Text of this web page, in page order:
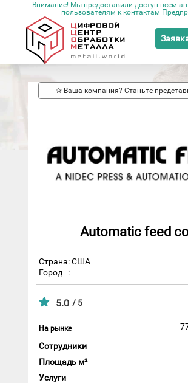
Внимание! Мы предоставили доступ всем
пользователям к контактам
✰ Ваша компания? Станьте
Automatic feed
Страна: США
Город
:
5.0 / 5
На рынке
Сотрудники
Площадь м²
Услуги